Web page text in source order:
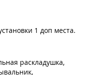
1 доп места.
раскладушка,